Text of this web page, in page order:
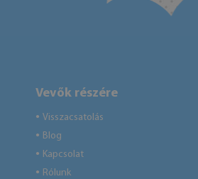
Vevők részére
● Visszacsatolás
● Blog
● Kapcsolat
● Rólunk